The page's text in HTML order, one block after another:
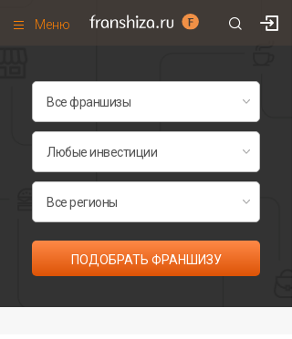
Меню
Франшизы по категориям
ПОДОБРАТЬ ФРАНШИЗУ